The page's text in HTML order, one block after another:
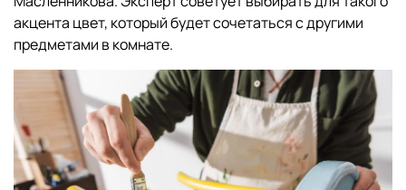
акцента цвет, который будет сочетаться с другими
предметами в комнате.